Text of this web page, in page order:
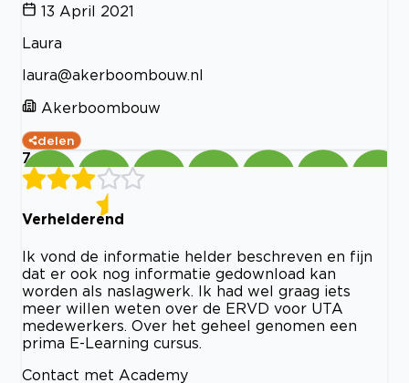
13 April 2021
Laura
laura@akerboombouw.nl
Akerboombouw
delen
7
Verhelderend
Ik vond de informatie helder beschreven en fijn
dat er ook nog informatie gedownload kan
worden als naslagwerk. Ik had wel graag iets
meer willen weten over de ERVD voor UTA
medewerkers. Over het geheel genomen een
prima E-Learning cursus.
Contact met Academy